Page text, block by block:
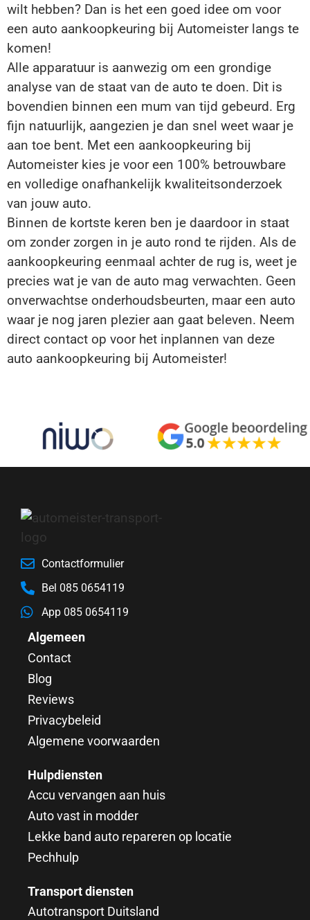
wilt hebben? Dan is het een goed idee om voor
een auto aankoopkeuring bij Automeister langs te
komen!
Alle apparatuur is aanwezig om een grondige
analyse van de staat van de auto te doen. Dit is
bovendien binnen een mum van tijd gebeurd. Erg
fijn natuurlijk, aangezien je dan snel weet waar je
aan toe bent. Met een aankoopkeuring bij
Automeister kies je voor een 100% betrouwbare
en volledige onafhankelijk kwaliteitsonderzoek
van jouw auto.
Binnen de kortste keren ben je daardoor in staat
om zonder zorgen in je auto rond te rijden. Als de
aankoopkeuring eenmaal achter de rug is, weet je
precies wat je van de auto mag verwachten. Geen
onverwachtse onderhoudsbeurten, maar een auto
waar je nog jaren plezier aan gaat beleven. Neem
direct contact op voor het inplannen van deze
auto aankoopkeuring bij Automeister!
Contactformulier
Bel 085 0654119
App 085 0654119
Algemeen
Contact
Blog
Reviews
Privacybeleid
Algemene voorwaarden
Hulpdiensten
Accu vervangen aan huis
Auto vast in modder
Lekke band auto repareren op locatie
Pechhulp
Transport diensten
Autotransport Duitsland